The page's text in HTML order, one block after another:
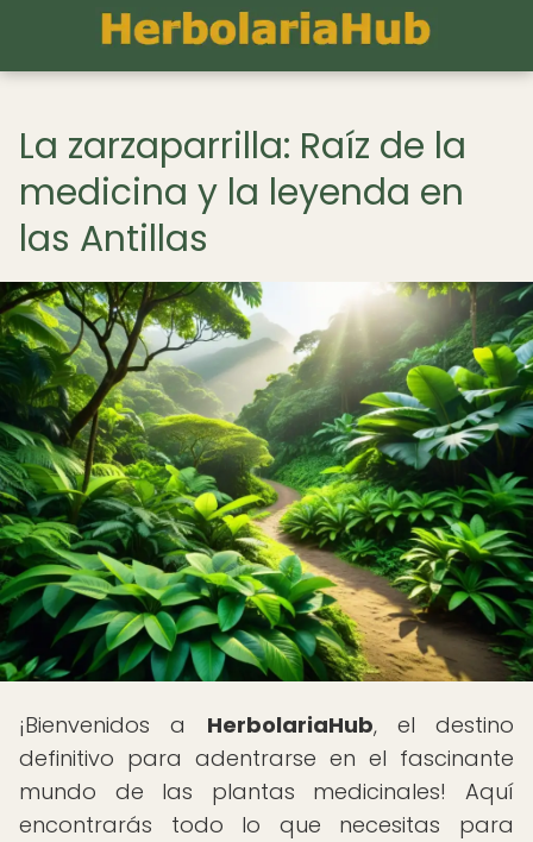
La zarzaparrilla: Raíz de la
medicina y la leyenda en
las Antillas
¡Bienvenidos a HerbolariaHub, el destino
definitivo para adentrarse en el fascinante
mundo de las plantas medicinales! Aquí
encontrarás todo lo que necesitas para